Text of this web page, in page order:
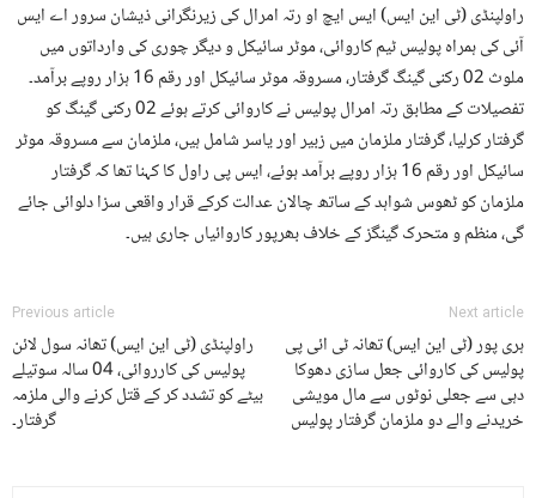
راولپنڈی (ٹی این ایس) ایس ایچ او رتہ امرال کی زیرنگرانی ذیشان سرور اے ایس
آئی کی ہمراہ پولیس ٹیم کاروائی، موٹر سائیکل و دیگر چوری کی وارداتوں میں
ملوث 02 رکنی گینگ گرفتار، مسروقہ موٹر سائیکل اور رقم 16 ہزار روپے برآمد۔
تفصیلات کے مطابق رتہ امرال پولیس نے کاروائی کرتے ہوئے 02 رکنی گینگ کو
گرفتار کرلیا، گرفتار ملزمان میں زبیر اور یاسر شامل ہیں، ملزمان سے مسروقہ موٹر
سائیکل اور رقم 16 ہزار روپے برآمد ہوئے، ایس پی راول کا کہنا تھا کہ گرفتار
ملزمان کو ٹھوس شواہد کے ساتھ چالان عدالت کرکے قرار واقعی سزا دلوائی جائے
گی، منظم و متحرک گینگز کے خلاف بھرپور کاروائیاں جاری ہیں۔
Previous article
راولپنڈی (ٹی این ایس) تھانہ سول لائن
پولیس کی کارروائی، 04 سالہ سوتیلے
بیٹے کو تشدد کر کے قتل کرنے والی ملزمہ
گرفتار۔
Next article
ہری پور (ٹی این ایس) تھانہ ٹی ائی پی
پولیس کی کاروائی جعل سازی دھوکا
دہی سے جعلی نوٹوں سے مال مویشی
خریدنے والے دو ملزمان گرفتار پولیس